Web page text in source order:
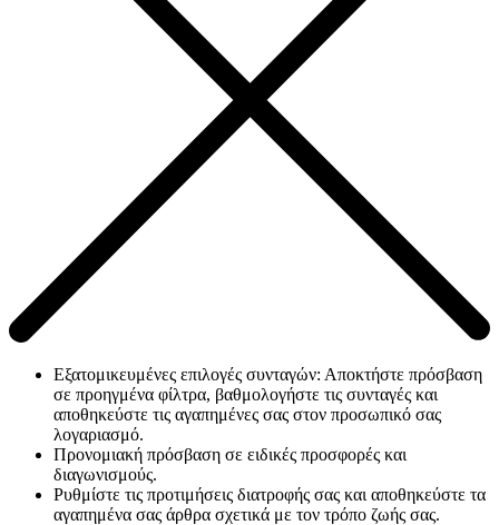
Εξατομικευμένες επιλογές συνταγών: Αποκτήστε πρόσβαση
σε προηγμένα φίλτρα, βαθμολογήστε τις συνταγές και
αποθηκεύστε τις αγαπημένες σας στον προσωπικό σας
λογαριασμό.
Προνομιακή πρόσβαση σε ειδικές προσφορές και
διαγωνισμούς.
Ρυθμίστε τις προτιμήσεις διατροφής σας και αποθηκεύστε τα
αγαπημένα σας άρθρα σχετικά με τον τρόπο ζωής σας.